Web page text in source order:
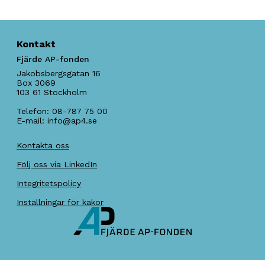
Kontakt
Fjärde AP-fonden
Jakobsbergsgatan 16
Box 3069
103 61 Stockholm
Telefon: 08-787 75 00
E-mail: info@ap4.se
Kontakta oss
Följ oss via LinkedIn
Integritetspolicy
Inställningar för kakor